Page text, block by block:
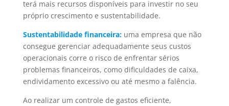
terá mais recursos disponíveis para investir no seu
próprio crescimento e sustentabilidade.
Sustentabilidade financeira: uma empresa que não
consegue gerenciar adequadamente seus custos
operacionais corre o risco de enfrentar sérios
problemas financeiros, como dificuldades de caixa,
endividamento excessivo ou até mesmo a falência.
Ao realizar um controle de gastos eficiente,